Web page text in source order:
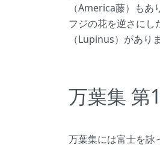
（America藤）もあ
フジの花を逆さにし
（Lupinus）があり
万葉集 第
万葉集には富士を詠